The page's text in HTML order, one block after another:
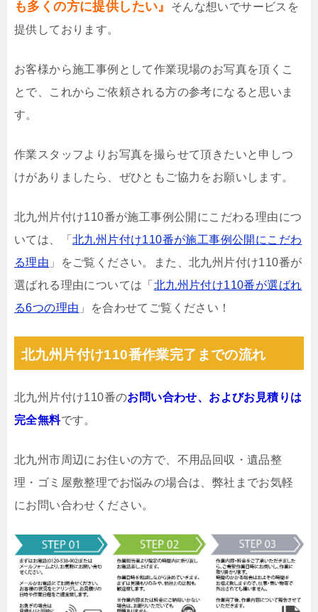
も多くの方に提供したい』
そんな想いでサービスを
提供しております。
お客様から施工事例として作業現場のお写真を頂くこ
とで、これからご依頼される方の参考になると思いま
す。
作業スタッフよりお写真を撮らせて頂きたいと申しつ
けがありましたら、ぜひともご協力をお願いします。
北九州片付け110番が施工事例公開にこだわる理由につ
いては、「 北九州片付け110番が施工事例公開にこだわ
る理由 」をご覧ください。また、北九州片付け110番が
選ばれる理由については「 北九州片付け110番が選ばれ
る6つの理由 」を合わせてご覧ください！
北九州片付け110番作業完了までの流れ
北九州片付け110番のお問い合わせ、およびお見積りは
完全無料です。
北九州市周辺にお住いの方で、不用品回収・遺品整
理・ゴミ屋敷整理でお悩みの場合は、弊社までお気軽
にお問い合わせください。